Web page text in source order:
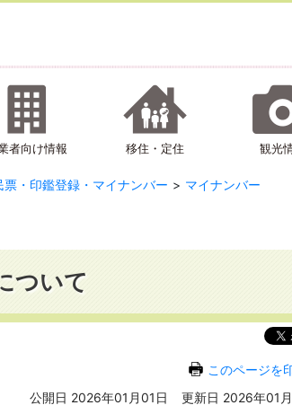
者向け情報 移住・定住 観光
票・印鑑登録・マイナンバー
マイナンバー
ついて
このページを
公開日 2026年01月01日
更新日 2026年01